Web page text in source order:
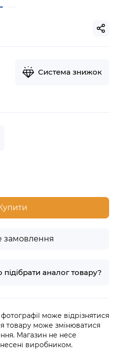
Система знижок
замовлення
аналог товару?
може відрізнятися
товару може змінюватися
Магазин не несе
виробником.